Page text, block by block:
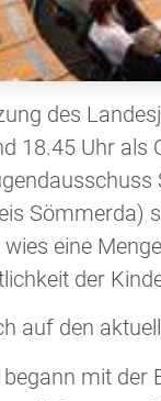
des
18.45 Uhr als
Sömmerda)
eine
der
auf den
mit der